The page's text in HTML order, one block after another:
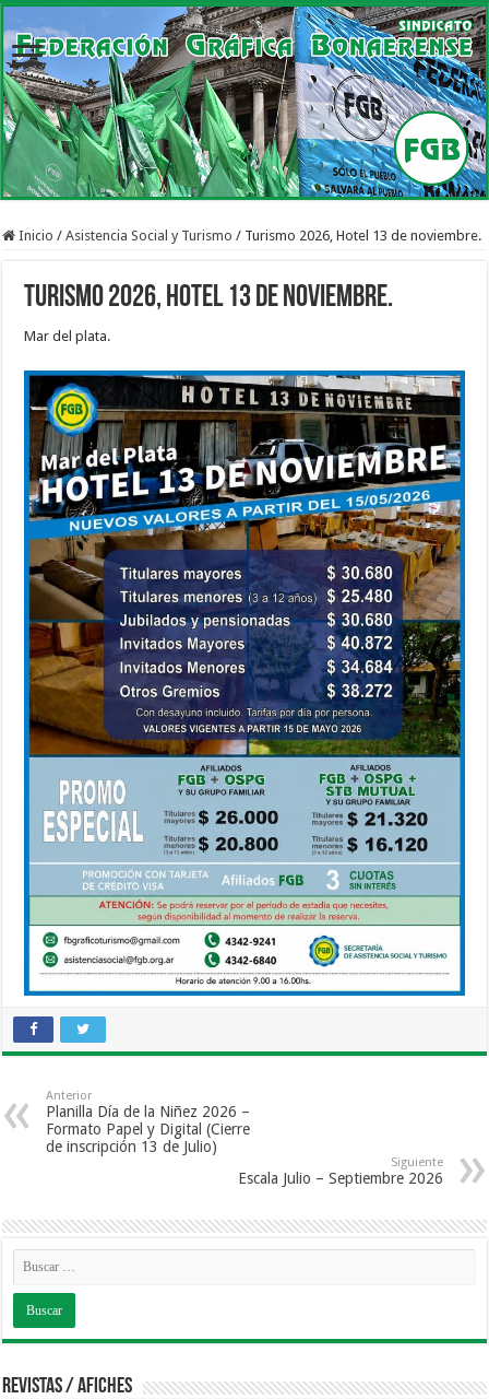
Inicio / Asistencia Social y Turismo / Turismo 2026, Hotel 13 de noviembre.
Turismo 2026, Hotel 13 de noviembre.
Mar del plata.
Anterior
Planilla Día de la Niñez 2026 –
Formato Papel y Digital (Cierre
de inscripción 13 de Julio)
Siguiente
Escala Julio – Septiembre 2026
Revistas / Afiches